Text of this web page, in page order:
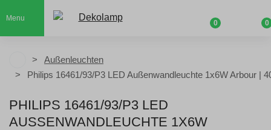
Menu
0 0
Außenleuchten
Philips 16461/93/P3 LED Außenwandleuchte 1x6W Arbour |
PHILIPS 16461/93/P3 LED
AUSSENWANDLEUCHTE 1X6W A